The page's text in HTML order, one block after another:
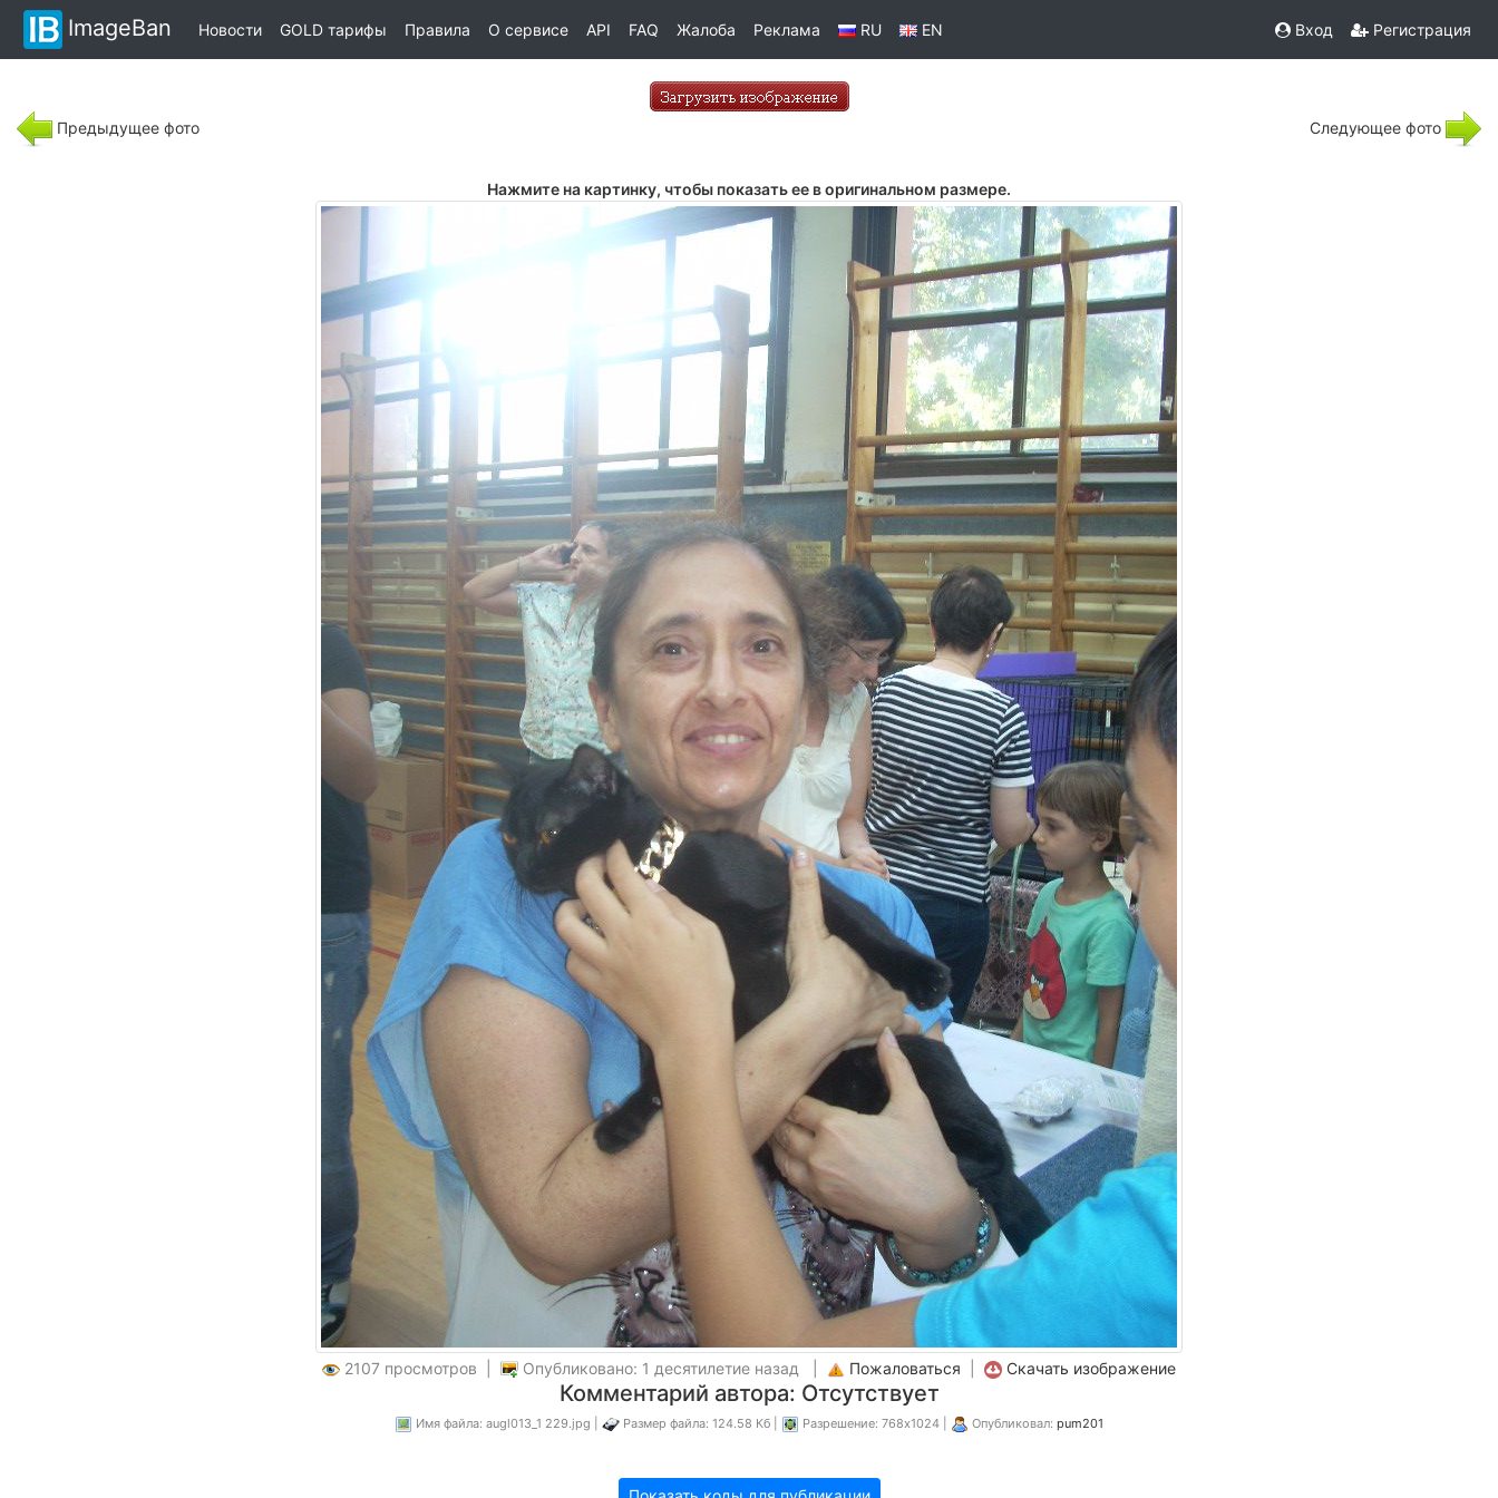
ImageBan Новости GOLD тарифы Правила О сервисе API FAQ Жалоба Реклама RU EN Вход Регистрация
Предыдущее фото Следующее фото
Нажмите на картинку, чтобы показать ее в оригинальном размере.
2107 просмотров | Опубликовано: 1 десятилетие назад | Пожаловаться Скачать изображение
Комментарий автора: Отсутствует
Имя файла: augl013_1 229.jpg | Размер файла: 124.58 Кб | Разрешение: 768x1024 | Опубликовал: pum201